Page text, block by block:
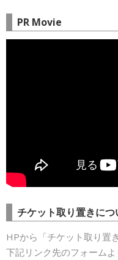
PR Movie
チケット取り置きにつ
HPから「チケット取り置
下記リンク先のフォーム